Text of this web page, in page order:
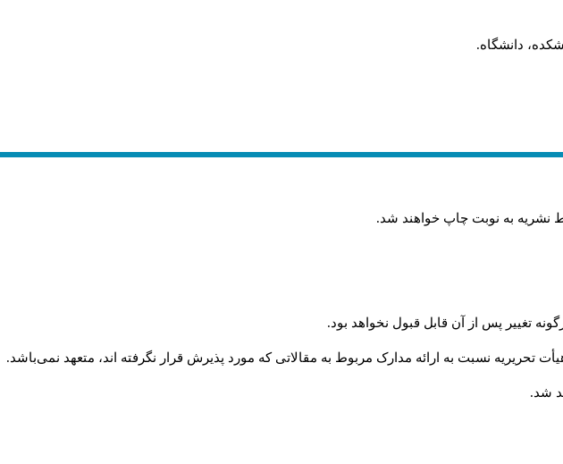
دانشگاه.
نشريه به نوبت چاپ خواهند شد.
تغییر پس از آن قابل قبول نخواهد بود.
نسبت به ارائه مدارک مربوط به مقالاتی که مورد پذیرش قرار نگرفته اند، متعهد نمی‌باشد.
شد.